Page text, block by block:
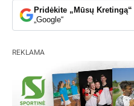
Pridėkite „Mūsų Kretingą“
„Google“
REKLAMA